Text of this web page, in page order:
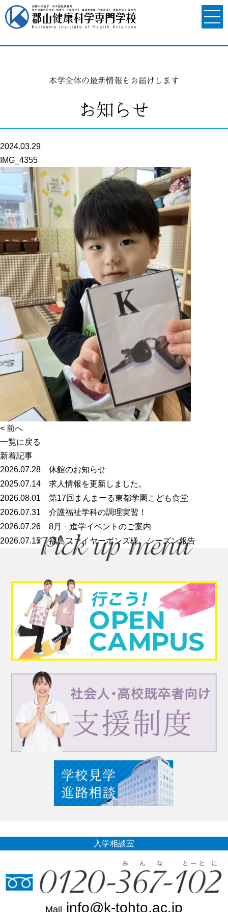
本学全体の最新情報をお届けします
お知らせ
2024.03.29
IMG_4355
< 前へ
一覧に戻る
新着記事
2026.07.28 休館のお知らせ
2025.07.14 求人情報を更新しました。
2026.08.01 第17回まんまーる東都学園こども食堂
2026.07.31 介護福祉学科の調理実習！
2026.07.26 8月－進学イベントのご案内
2026.07.15福島ファイヤーボンズ様 シーズン報告
入学相談室
Mail info@k-tohto.ac.jp